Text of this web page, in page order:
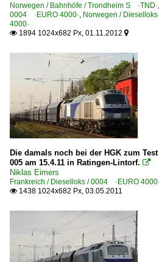
Norwegen / Bahnhöfe / Trondheim S ·TND·,
0004 ·EURO 4000·, Norwegen /
4000·
 1894 1024x682 Px, 01.11.2012 
Die damals noch bei der HGK zum
005 am 15.4.11 in Ratingen-Lintorf. 
Niklas Eimers
Frankreich / Dieselloks / 0004 ·EURO 4000·
 1438 1024x682 Px, 03.05.2011